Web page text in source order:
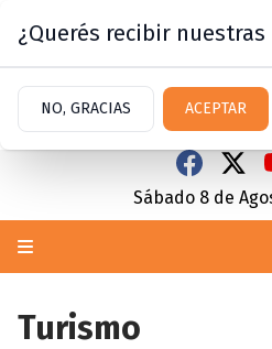
Sábado 8 de
Turismo
¿Querés recibir
NO, GRACIAS ACEPTAR